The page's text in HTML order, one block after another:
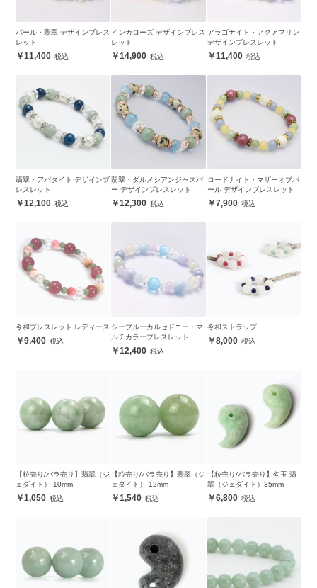
パール・翡翠 デザインブレス
レット
11,400
インカローズ デザインブレス
レット
14,900
アラゴナイト・アクアマリン
デザインブレスレット
11,400
翡翠・アパタイト デザインブ
レスレット
12,100
翡翠・ダルメシアンジャスパ
ー デザインブレスレット
12,300
ロードナイト・マザーオブパ
ール デザインブレスレット
7,900
令和ブレスレット レディース
9,400
シーブルーカルセドニー・マ
ルチカラーブレスレット
12,400
令和ストラップ
8,000
【粒売り/バラ売り】翡翠（ジ
ェダイト） 10mm
1,050
【粒売り/バラ売り】翡翠（ジ
ェダイト） 12mm
1,540
【粒売り/バラ売り】勾玉 翡
翠（ジェダイト）35mm
6,800